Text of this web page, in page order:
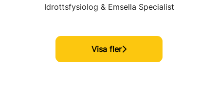
Idrottsfysiolog & Emsella Specialist
Visa fler